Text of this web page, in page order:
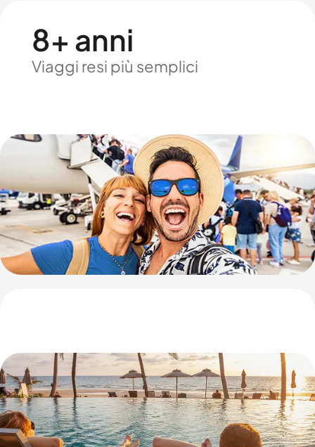
8+ anni
Viaggi resi più semplici